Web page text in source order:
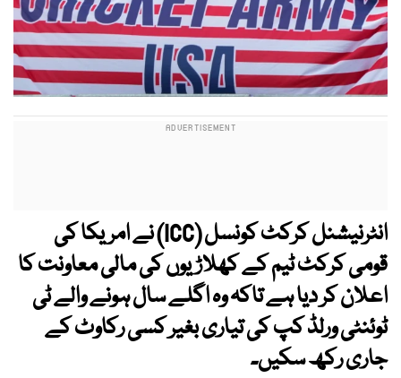
انٹرنیشنل کرکٹ کونسل (ICC) نے امریکا کی
قومی کرکٹ ٹیم کے کھلاڑیوں کی مالی معاونت کا
اعلان کر دیا ہے تاکہ وہ اگلے سال ہونے والے ٹی
ٹوئنٹی ورلڈ کپ کی تیاری بغیر کسی رکاوٹ کے
جاری رکھ سکیں۔